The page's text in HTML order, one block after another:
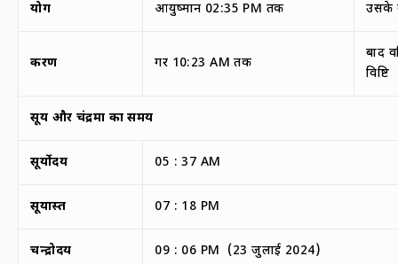
योग आयुष्मान 02:35 PM तक उसके
करण गर 10:23 AM तक
बाद
विष्टि
सूर्य और चंद्रमा का समय
सूर्योदय 05 : 37 AM
सूर्यास्त 07 : 18 PM
चन्द्रोदय 09 : 06 PM (23 जुलाई 2024)